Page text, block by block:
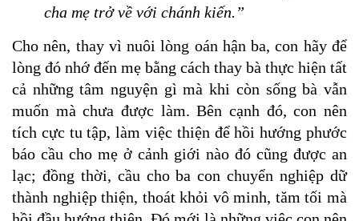
cha mẹ trở về với chánh kiến.”
Cho nên, thay vì nuôi lòng oán hận ba, con hãy để
lòng đó nhớ đến mẹ bằng cách thay bà thực hiện tất
cả những tâm nguyện gì mà khi còn sống bà vẫn
muốn mà chưa được làm. Bên cạnh đó, con nên
tích cực tu tập, làm việc thiện để hồi hướng phước
báo cầu cho mẹ ở cảnh giới nào đó cũng được an
lạc; đồng thời, cầu cho ba con chuyển nghiệp dữ
thành nghiệp thiện, thoát khỏi vô minh, tăm tối mà